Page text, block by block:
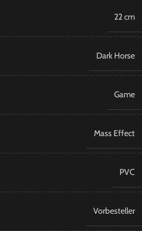
22 cm
Dark Horse
Game
Mass Effect
PVC
Vorbesteller